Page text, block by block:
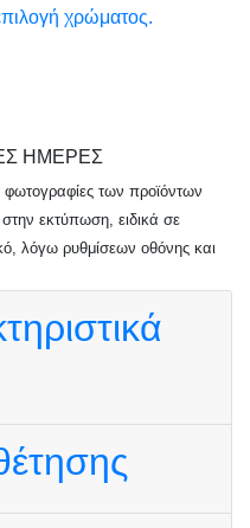
χρώματος.
ΗΜΕΡΕΣ
φωτογραφίες των προϊόντων
στην εκτύπωση, ειδικά σε
λόγω ρυθμίσεων οθόνης και